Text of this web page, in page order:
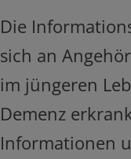
Die
sich an
im jüngeren
Demenz
Informationen